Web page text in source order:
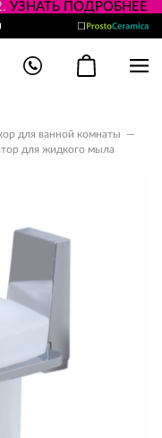
УЗНАТЬ ПОДРОБНЕЕ
для ванной комнаты
—
для жидкого мыла